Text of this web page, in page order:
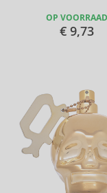
OP VOORRAAD
€ 9,73